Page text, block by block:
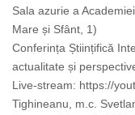
Sala azurie a
Mare și Sfânt, 1)
Conferința Științifică
actualitate și
Live-stream: https://
Tighineanu, m.c.